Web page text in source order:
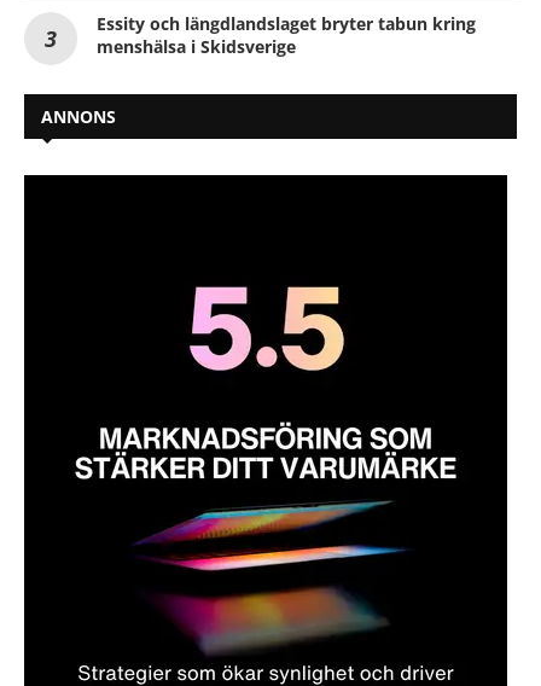
Essity och längdlandslaget bryter tabun kring
menshälsa i Skidsverige
ANNONS